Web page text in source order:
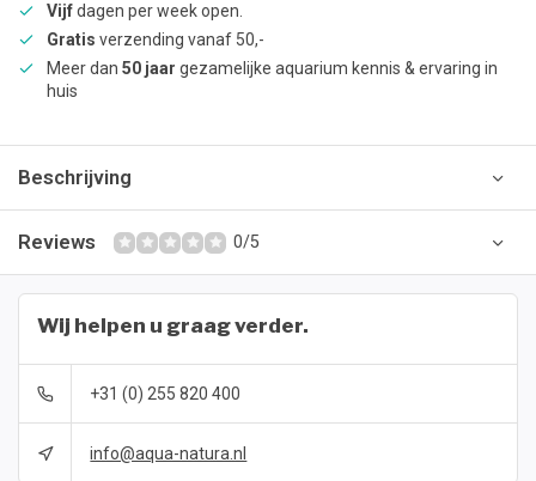
Vijfdagen per week open.
Gratis verzending vanaf 50,-
Meer dan 50 jaar gezamelijke aquarium kennis & ervaring in
huis
Beschrijving
Reviews 0/5
Wij helpen u graag verder.
+31 (0) 255 820 400
info@aqua-natura.nl